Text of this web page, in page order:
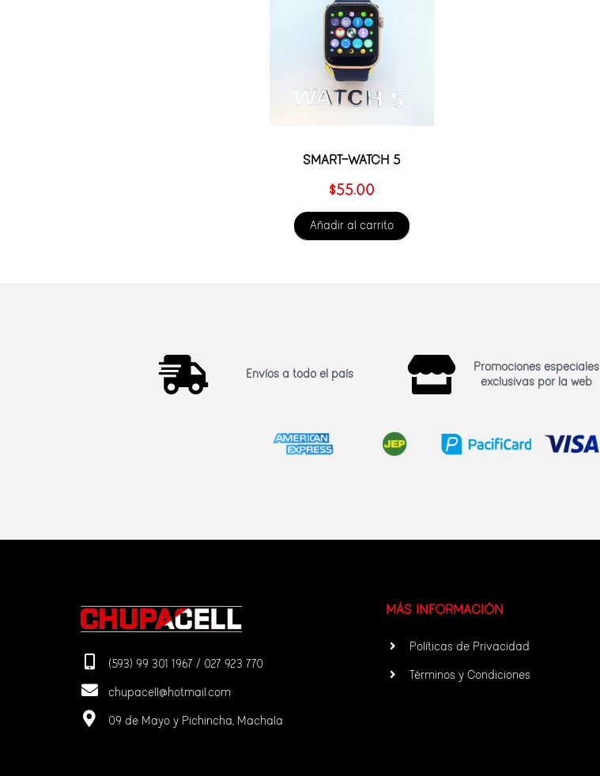
SMART-WATCH 5
$55.00
Añadir al carrito
Envíos a todo el país
Promociones especiales
exclusivas por la web
(593) 99 301 1967 / 027 923 770
chupacell@hotmail.com
09 de Mayo y Pichincha, Machala
MÁS INFORMACIÓN
Políticas de Privacidad
Términos y Condiciones